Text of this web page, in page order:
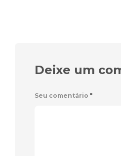
Deixe um
Seu comentário *